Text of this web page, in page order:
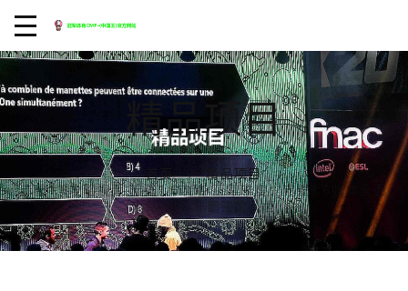
精品项目
首页
精品项目
赤壁1.6攻略视频,赤壁1.6攻略 正常难度：赤壁1.6版本全面
攻略 轻松称霸三国乱世